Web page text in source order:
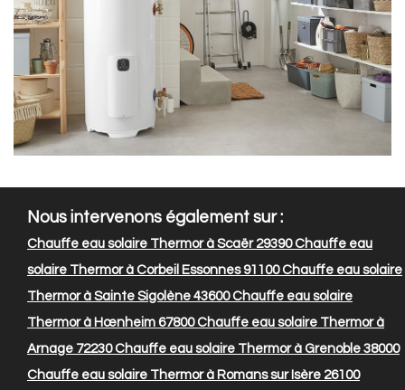
Nous intervenons également sur :
Chauffe eau solaire Thermor à Scaër 29390Chauffe eau
solaire Thermor à Corbeil Essonnes 91100Chauffe eau solaire
Thermor à Sainte Sigolène 43600Chauffe eau solaire
Thermor à Hœnheim 67800Chauffe eau solaire Thermor à
Arnage 72230Chauffe eau solaire Thermor à Grenoble 38000
Chauffe eau solaire Thermor à Romans sur Isère 26100